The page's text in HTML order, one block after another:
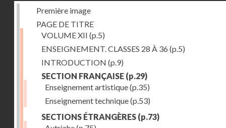
Première image
PAGE DE TITRE
VOLUME XII (p.5)
ENSEIGNEMENT. CLASSES 28 À 36 (p.5)
INTRODUCTION (p.9)
SECTION FRANÇAISE (p.29)
Enseignement artistique(p.35)
Enseignement technique(p.53)
SECTIONS ÉTRANGÈRES (p.73)